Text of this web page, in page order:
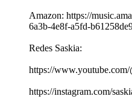
Amazon: https://
6a3b-4e8f-a5fd-
Redes Saskia:
https://www.youtube.com/
https://instagram.com/